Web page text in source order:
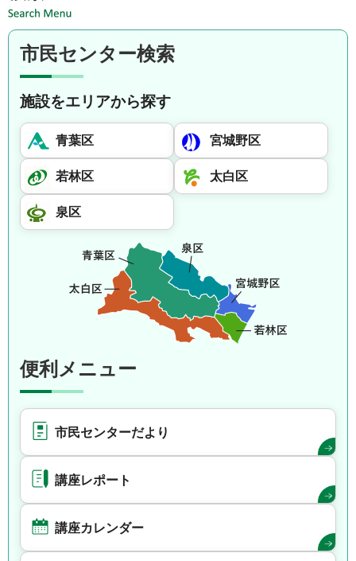
市民センター検索
施設をエリアから探す
青葉区 宮城野区
若林区 太白区
泉区
便利メニュー
市民センターだより
講座レポート
講座カレンダー